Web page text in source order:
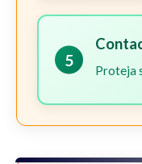
5
Proteja